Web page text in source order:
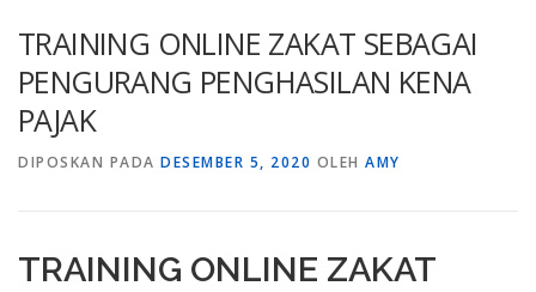
KONTAK KAMI SERTIFIKASI EVALUASI
TRAINING ONLINE ZAKAT SEBAGAI
PENGURANG PENGHASILAN KENA
PAJAK
DIPOSKAN PADA DESEMBER 5, 2020 OLEH AMY
TRAINING ONLINE ZAKAT